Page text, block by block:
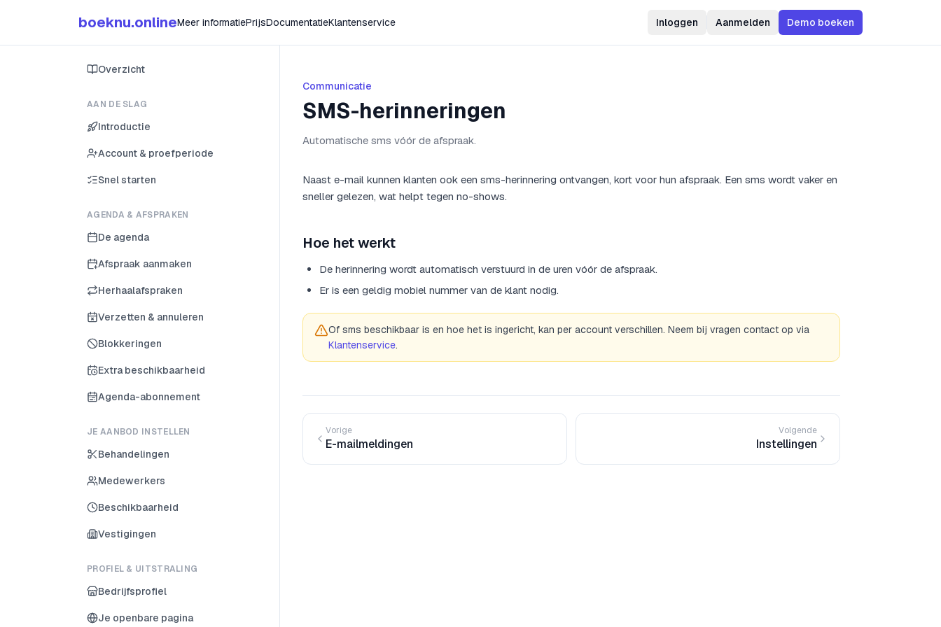
boeknu.onlineMeer informatiePrijsDocumentatieKlantenservice Inloggen Aanmelden Demo boeken
Overzicht
AAN DE SLAG
Introductie
Account & proefperiode
Snel starten
AGENDA & AFSPRAKEN
De agenda
Afspraak aanmaken
Herhaalafspraken
Verzetten & annuleren
Blokkeringen
Extra beschikbaarheid
Agenda-abonnement
JE AANBOD INSTELLEN
Behandelingen
Medewerkers
Beschikbaarheid
Vestigingen
PROFIEL & UITSTRALING
Bedrijfsprofiel
Je openbare pagina
Communicatie
SMS-herinneringen
Automatische sms vóór de afspraak.
Naast e-mail kunnen klanten ook een sms-herinnering ontvangen, kort voor hun afspraak. Een sms wordt vaker en
sneller gelezen, wat helpt tegen no-shows.
Hoe het werkt
De herinnering wordt automatisch verstuurd in de uren vóór de afspraak.
Er is een geldig mobiel nummer van de klant nodig.
Of sms beschikbaar is en hoe het is ingericht, kan per account verschillen. Neem bij vragen contact op via
Klantenservice.
Vorige
E-mailmeldingen
Volgende
Instellingen